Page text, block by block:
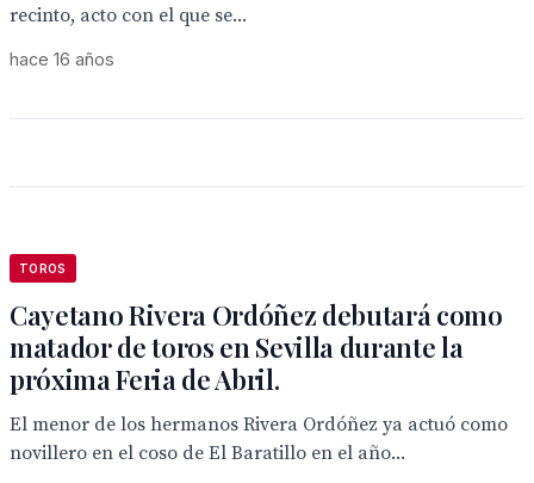
recinto, acto con el que se...
hace 16 años
TOROS
Cayetano Rivera Ordóñez debutará como
matador de toros en Sevilla durante la
próxima Feria de Abril.
El menor de los hermanos Rivera Ordóñez ya actuó como
novillero en el coso de El Baratillo en el año...